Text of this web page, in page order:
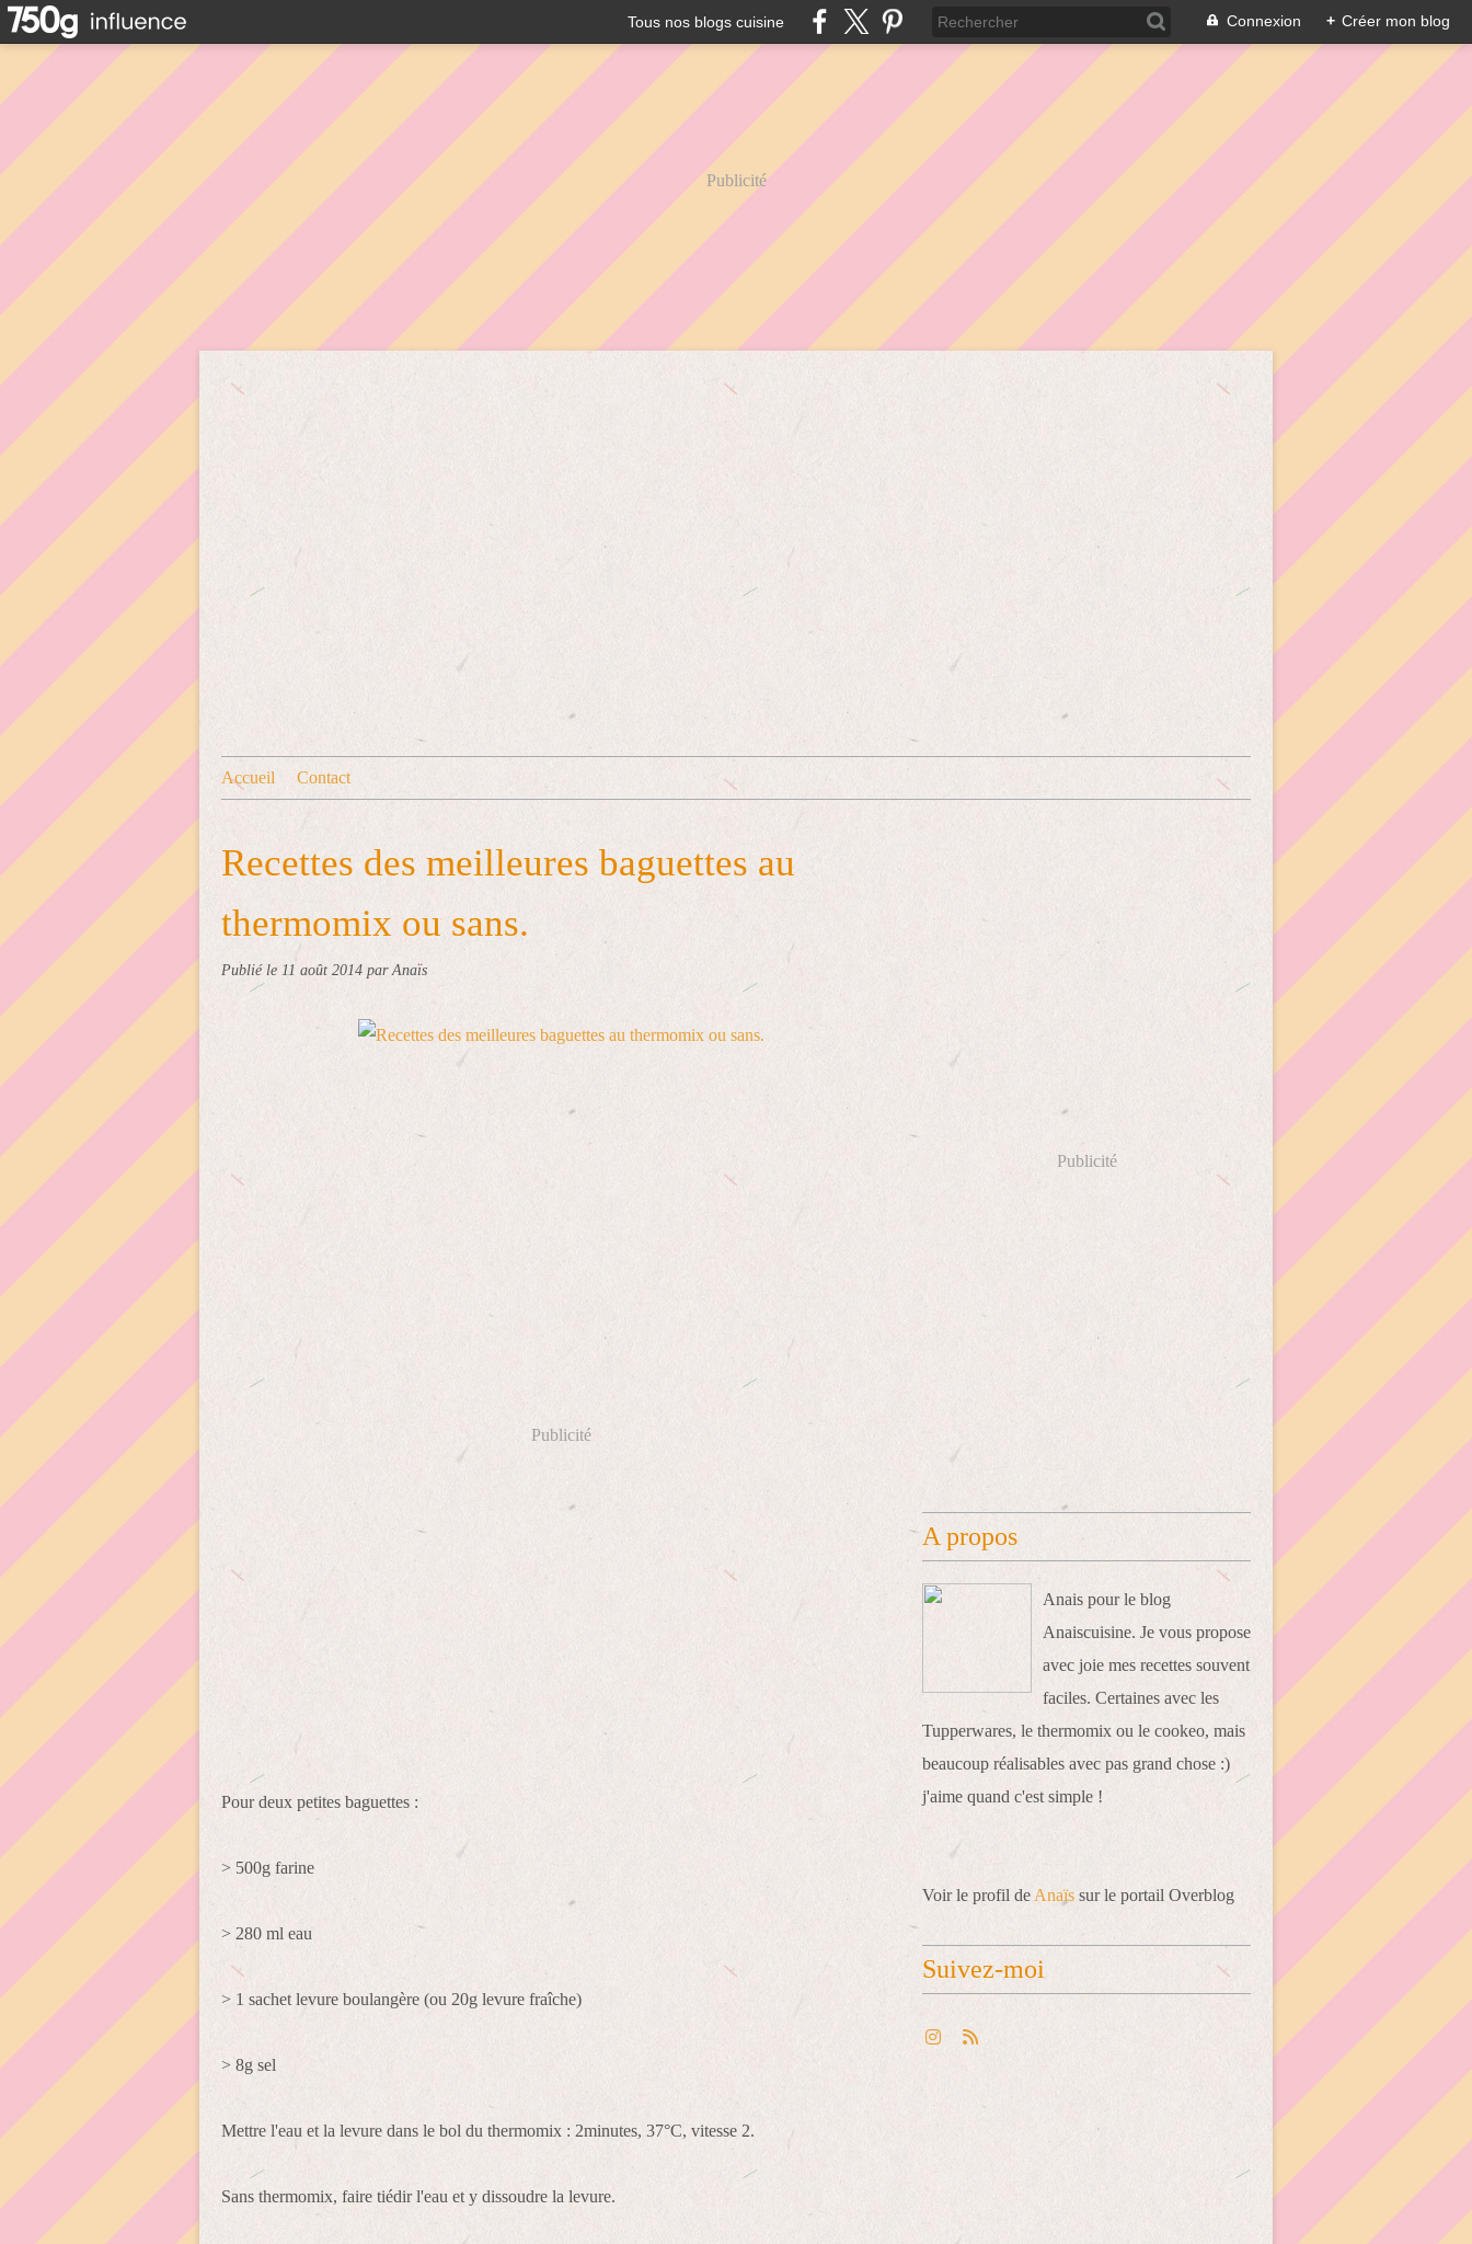
Tous nos blogs cuisine Connexion + Créer mon blog
Publicité
Accueil Contact
Recettes des meilleures baguettes au
thermomix ou sans.
Publié le 11 août 2014 par Anaïs
Publicité
Pour deux petites baguettes :
> 500g farine
> 280 ml eau
> 1 sachet levure boulangère (ou 20g levure fraîche)
> 8g sel
Mettre l'eau et la levure dans le bol du thermomix : 2minutes, 37°C, vitesse 2.
Sans thermomix, faire tiédir l'eau et y dissoudre la levure.
Publicité
A propos
Anais pour le blog
Anaiscuisine. Je vous propose
avec joie mes recettes souvent
faciles. Certaines avec les
Tupperwares, le thermomix ou le cookeo, mais
beaucoup réalisables avec pas grand chose :)
j'aime quand c'est simple !
Voir le profil de Anaïs sur le portail Overblog
Suivez-moi